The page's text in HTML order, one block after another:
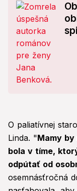
O paliatívnej
Linda. "Mamy
bola v tíme,
odpútať od
osemnásťročná